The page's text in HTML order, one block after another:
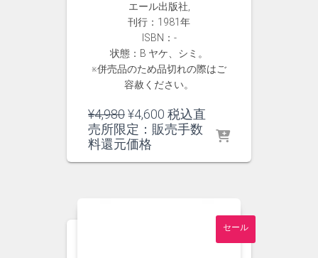
エール出版社,
刊行：1981年
ISBN：-
状態：B ヤケ、シミ。
※併売品のため品切れの際はご
容赦ください。
¥4,980元
の
価
¥4,600 現
在
税込直
売所限定：販売手数
料還元価格
セール